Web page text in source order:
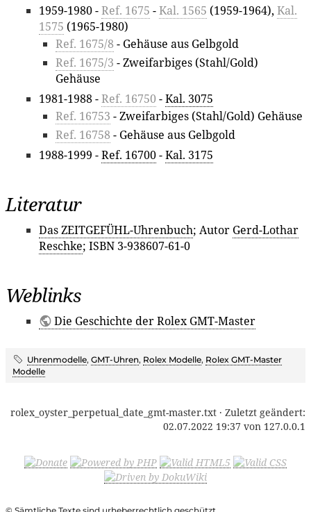
1959-1980 -Ref. 1675 -Kal. 1565 (1959-1964), Kal.
1575 (1965-1980)
Ref. 1675/8 - Gehäuse aus Gelbgold
Ref. 1675/3 - Zweifarbiges (Stahl/Gold)
Gehäuse
1981-1988 -Ref. 16750 -Kal. 3075
Ref. 16753 - Zweifarbiges (Stahl/Gold) Gehäuse
Ref. 16758 - Gehäuse aus Gelbgold
1988-1999 -Ref. 16700-Kal. 3175
Literatur
Das ZEITGEFÜHL-Uhrenbuch; Autor Gerd-Lothar
Reschke; ISBN 3-938607-61-0
Weblinks
Die Geschichte der Rolex GMT-Master
Uhrenmodelle, GMT-Uhren, Rolex Modelle, Rolex GMT-Master
Modelle
rolex_oyster_perpetual_date_gmt-master.txt · Zuletzt geändert:
02.07.2022 19:37 von 127.0.0.1